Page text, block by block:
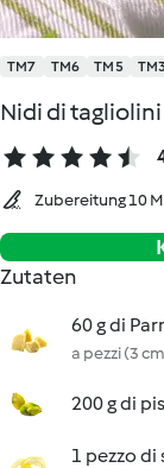
TM7 TM6 TM5
Nidi di
Zubereitung 10
Zutaten
60 g di
a pezzi (3
200 g di
1 pezzo